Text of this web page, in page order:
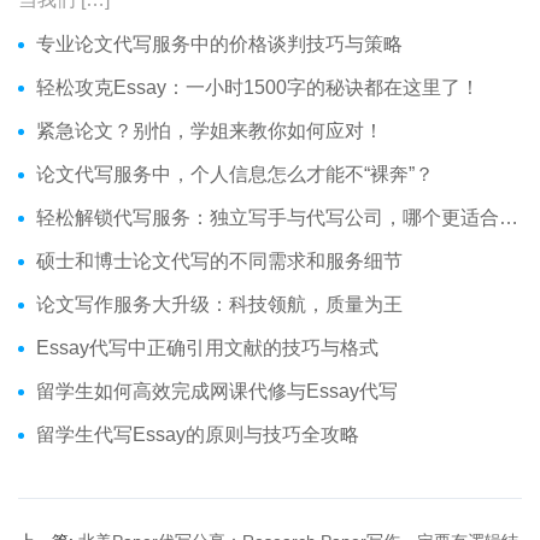
专业论文代写服务中的价格谈判技巧与策略
轻松攻克Essay：一小时1500字的秘诀都在这里了！
紧急论文？别怕，学姐来教你如何应对！
论文代写服务中，个人信息怎么才能不“裸奔”？
轻松解锁代写服务：独立写手与代写公司，哪个更适合你？
硕士和博士论文代写的不同需求和服务细节
论文写作服务大升级：科技领航，质量为王
Essay代写中正确引用文献的技巧与格式
留学生如何高效完成网课代修与Essay代写
留学生代写Essay的原则与技巧全攻略